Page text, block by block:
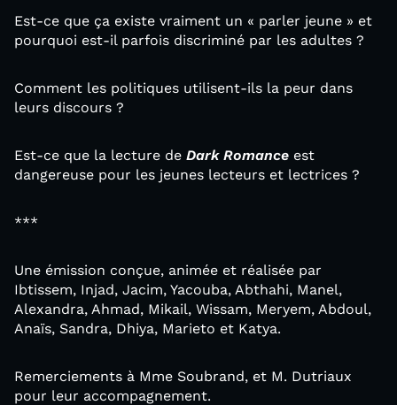
Est-ce que ça existe vraiment un « parler jeune » et
pourquoi est-il parfois discriminé par les adultes ?
Comment les politiques utilisent-ils la peur dans
leurs discours ?
Est-ce que la lecture de Dark Romance est
dangereuse pour les jeunes lecteurs et lectrices ?
***
Une émission conçue, animée et réalisée par
Ibtissem, Injad, Jacim, Yacouba, Abthahi, Manel,
Alexandra, Ahmad, Mikail, Wissam, Meryem, Abdoul,
Anaïs, Sandra, Dhiya, Marieto et Katya.
Remerciements à Mme Soubrand, et M. Dutriaux
pour leur accompagnement.